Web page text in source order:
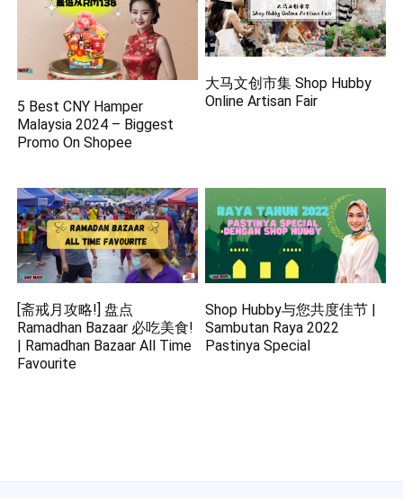
5 Best CNY Hamper
Malaysia 2024 – Biggest
Promo On Shopee
大马文创市集 Shop Hubby
Online Artisan Fair
[斋戒月攻略!] 盘点
Ramadhan Bazaar 必吃美食!
| Ramadhan Bazaar All Time
Favourite
Shop Hubby与您共度佳节 |
Sambutan Raya 2022
Pastinya Special